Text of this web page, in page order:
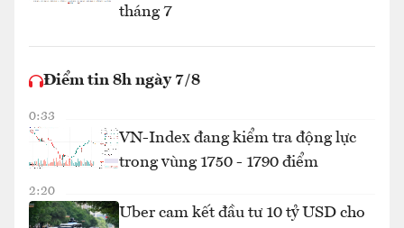
tháng 7
Điểm tin 8h ngày 7/8
0:33
VN-Index đang kiểm tra động lực
trong vùng 1750 - 1790 điểm
2:20
Uber cam kết đầu tư 10 tỷ USD cho